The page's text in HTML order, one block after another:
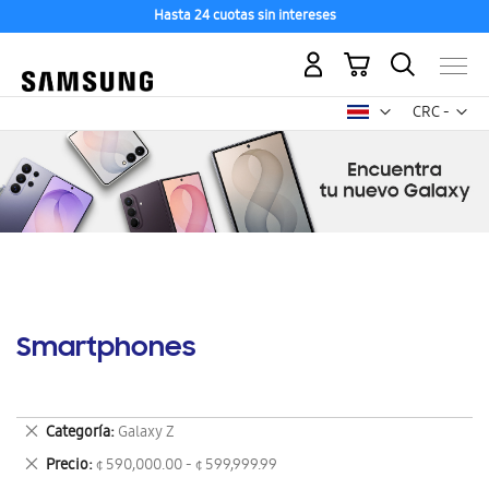
Hasta 24 cuotas sin intereses
CRC -
colón
Mi carrito
Smartphones
Categoría Galaxy Z
Eliminar
este
artículo
Precio ¢ 590,000.00 - ¢ 599,999.99
Eliminar